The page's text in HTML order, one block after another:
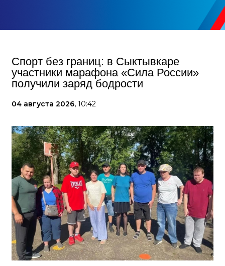
Спорт без границ: в Сыктывкаре
участники марафона «Сила России»
получили заряд бодрости
04 августа 2026, 10:42